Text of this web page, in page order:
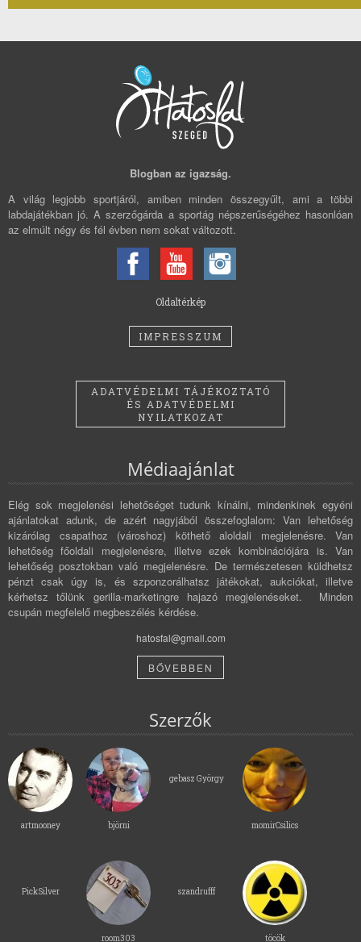
Blogban az igazság.
A világ legjobb sportjáról, amiben minden összegyűlt, ami a többi
labdajátékban jó. A szerzőgárda a sportág népszerűségéhez hasonlóan
az elmúlt négy és fél évben nem sokat változott.
Oldaltérkép
IMPRESSZUM
ADATVÉDELMI TÁJÉKOZTATÓ
ÉS ADATVÉDELMI
NYILATKOZAT
Médiaajánlat
Elég sok megjelenési lehetőséget tudunk kínálni, mindenkinek egyéni
ajánlatokat adunk, de azért nagyjából összefoglalom: Van lehetőség
kizárólag csapathoz (városhoz) köthető aloldali megjelenésre. Van
lehetőség főoldali megjelenésre, illetve ezek kombinációjára is. Van
lehetőség posztokban való megjelenésre. De természetesen küldhetsz
pénzt csak úgy is, és szponzorálhatsz játékokat, aukciókat, illetve
kérhetsz tőlünk gerilla-marketingre hajazó megjelenéseket. Minden
csupán megfelelő megbeszélés kérdése.
hatosfal@gmail.com
BŐVEBBEN
Szerzők
artmooney björni
gebasz György
momirCsilics
PickSilver
room303
szandrufff
töcök